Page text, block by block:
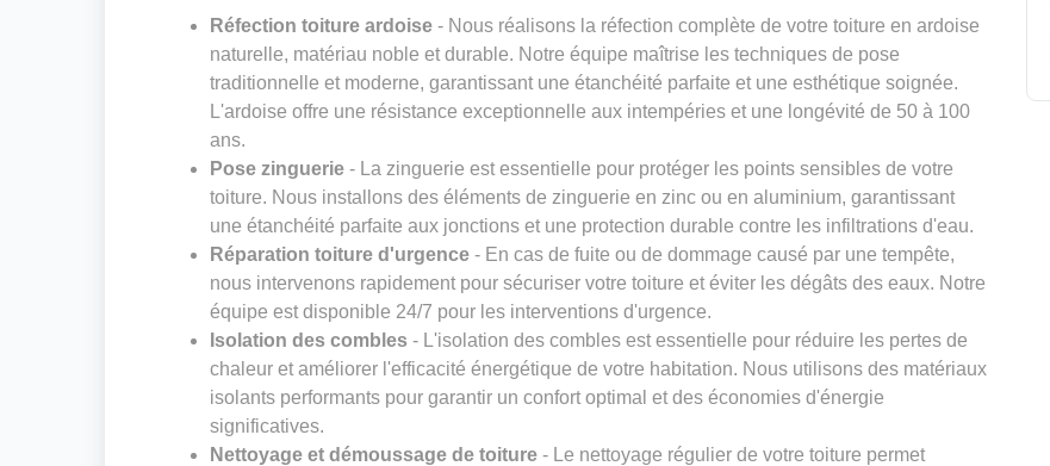
Réfection toiture ardoise - Nous réalisons la réfection complète de votre toiture en ardoise
naturelle, matériau noble et durable. Notre équipe maîtrise les techniques de pose
traditionnelle et moderne, garantissant une étanchéité parfaite et une esthétique soignée.
L'ardoise offre une résistance exceptionnelle aux intempéries et une longévité de 50 à 100
ans.
Pose zinguerie - La zinguerie est essentielle pour protéger les points sensibles de votre
toiture. Nous installons des éléments de zinguerie en zinc ou en aluminium, garantissant
une étanchéité parfaite aux jonctions et une protection durable contre les infiltrations d'eau.
Réparation toiture d'urgence - En cas de fuite ou de dommage causé par une tempête,
nous intervenons rapidement pour sécuriser votre toiture et éviter les dégâts des eaux. Notre
équipe est disponible 24/7 pour les interventions d'urgence.
Isolation des combles - L'isolation des combles est essentielle pour réduire les pertes de
chaleur et améliorer l'efficacité énergétique de votre habitation. Nous utilisons des matériaux
isolants performants pour garantir un confort optimal et des économies d'énergie
significatives.
Nettoyage et démoussage de toiture - Le nettoyage régulier de votre toiture permet